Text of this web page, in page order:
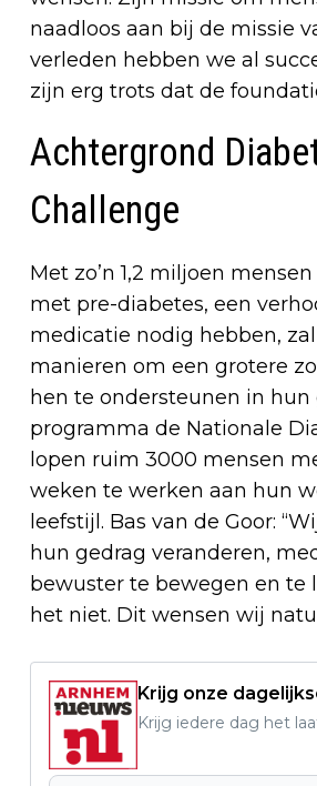
naadloos aan bij de missie
verleden hebben we al
zijn erg trots dat de
Achtergrond
Challenge
Met zo’n 1,2 miljoen
met pre-diabetes, een
medicatie nodig hebben,
manieren om een grotere
hen te ondersteunen in
programma de Nationale
lopen ruim 3000 mensen
weken te werken aan hun
leefstijl. Bas van de Goor:
hun gedrag veranderen,
bewuster te bewegen en te
het niet. Dit wensen wij
Krijg onze
Krijg iedere dag het